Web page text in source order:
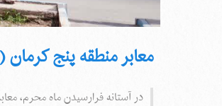
معابر منطقه پنج
در آستانه فرارسیدن ماه محرم،